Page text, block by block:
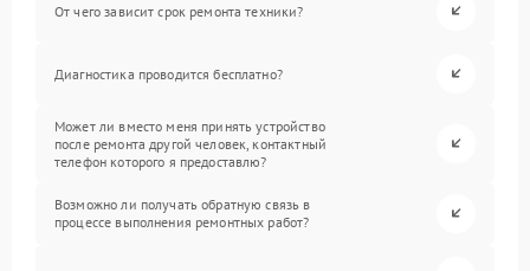
От чего зависит срок ремонта техники?
Диагностика проводится бесплатно?
Может ли вместо меня принять устройство
после ремонта другой человек, контактный
телефон которого я предоставлю?
Возможно ли получать обратную связь в
процессе выполнения ремонтных работ?